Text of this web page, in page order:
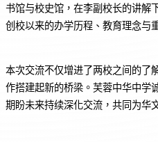
书馆与校史馆，在李副校长的讲解
创校以来的办学历程、教育理念与
本次交流不仅增进了两校之间的了
作搭建起新的桥梁。芙蓉中华中学
期盼未来持续深化交流，共同为华